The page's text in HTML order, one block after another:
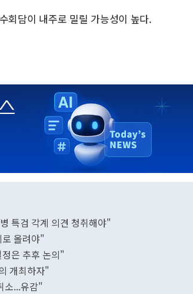
회담이 내주로 밀릴 가능성이 높다.
특검 각계 의견 청취해야"
올려야"
은 추후 논의"
개최하자"
소...유감"